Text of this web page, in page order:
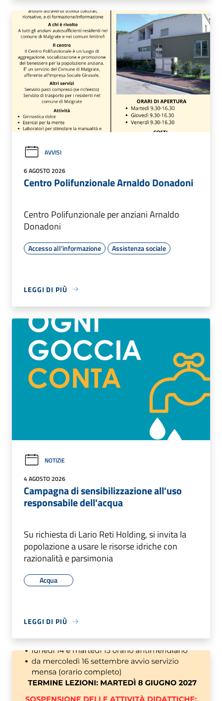
AVVISI
6 AGOSTO 2026
Centro Polifunzionale Arnaldo Donadoni
Centro Polifunzionale per anziani Arnaldo
Donadoni
Accesso all'informazione Assistenza sociale
LEGGI DI PIÙ
NOTIZIE
4 AGOSTO 2026
Campagna di sensibilizzazione all'uso
responsabile dell'acqua
Su richiesta di Lario Reti Holding, si invita la
popolazione a usare le risorse idriche con
razionalità e parsimonia
Acqua
LEGGI DI PIÙ